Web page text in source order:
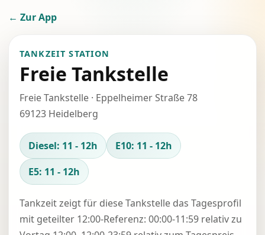
← Zur App
TANKZEIT STATION
Freie Tankstelle
Freie Tankstelle · Eppelheimer Straße 78
69123 Heidelberg
Diesel: 11 - 12h
E10: 11 - 12h
E5: 11 - 12h
Tankzeit zeigt für diese Tankstelle das Tagesprofil
mit geteilter 12:00-Referenz: 00:00-11:59 relativ zu